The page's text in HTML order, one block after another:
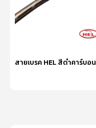
สายเบรค HEL สีดำคาร์บอน